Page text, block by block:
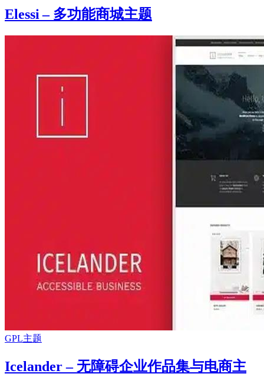
Elessi – 多功能商城主题
GPL主题
Icelander – 无障碍企业作品集与电商主